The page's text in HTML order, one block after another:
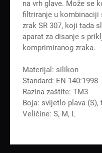
na vrh glave. Može se
filtriranje u kombinaciji
zrak SR 307, koji tada
aparat za disanje s
komprimiranog zraka.
Materijal: silikon
Standard: EN 140:1998
Razina zaštite: TM3
Boja: svijetlo plava (S),
Veličine: S, M, L